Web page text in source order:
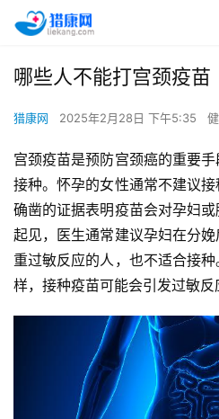
哪些人不能打宫颈疫苗
猎康网 2025年2月28日 下午5:35
宫颈疫苗是预防宫颈癌的重要
接种。怀孕的女性通常不建议
确凿的证据表明疫苗会对孕妇
起见，医生通常建议孕妇在分
重过敏反应的人，也不适合接
样，接种疫苗可能会引发过敏反